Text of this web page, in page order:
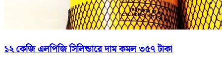
১২ কেজি এলপিজি সিলিন্ডারে দাম কমল ৩৫৭ টাকা